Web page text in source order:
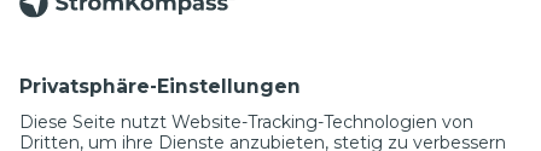
Kontakt
Glossar